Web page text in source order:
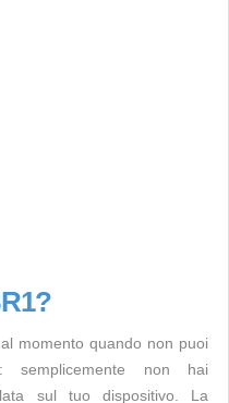
momento quando non puoi
non hai
sul tuo dispositivo. La